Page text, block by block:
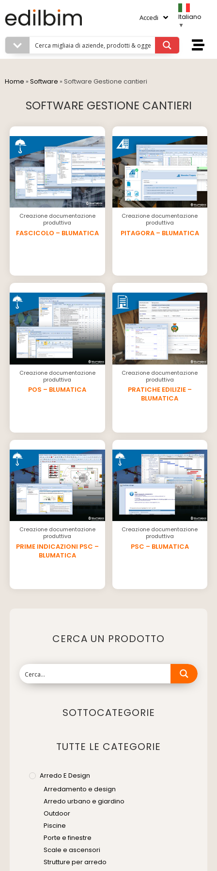
Accedi
Italiano
▼
Home » Software » Software Gestione cantieri
SOFTWARE GESTIONE CANTIERI
Creazione documentazione
produttiva
FASCICOLO – BLUMATICA
Creazione documentazione
produttiva
PITAGORA – BLUMATICA
Creazione documentazione
produttiva
POS – BLUMATICA
Creazione documentazione
produttiva
PRATICHE EDILIZIE –
BLUMATICA
Creazione documentazione
produttiva
PRIME INDICAZIONI PSC –
BLUMATICA
Creazione documentazione
produttiva
PSC – BLUMATICA
CERCA UN PRODOTTO
SOTTOCATEGORIE
TUTTE LE CATEGORIE
Arredo E Design
Arredamento e design
Arredo urbano e giardino
Outdoor
Piscine
Porte e finestre
Scale e ascensori
Strutture per arredo